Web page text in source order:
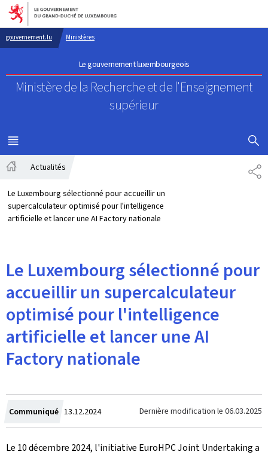
Aller au menu principal
Aller au contenu
gouvernement.lu Ministères
Le gouvernement luxembourgeois
Ministère de la Rechercheet de l'Enseignement
supérieur
MENU
PRINCIPAL
Actualités
Le Luxembourg sélectionné pour accueillir un
supercalculateur optimisé pour l'intelligence
artificielle et lancer une AI Factory nationale
Le Luxembourg sélectionné pour
accueillir un supercalculateur
optimisé pour l'intelligence
artificielle et lancer une AI
Factory nationale
Communiqué Crée
le
13.12.2024 Dernière modification le 06.03.2025
Le 10 décembre 2024, l'initiative EuroHPC Joint Undertaking a